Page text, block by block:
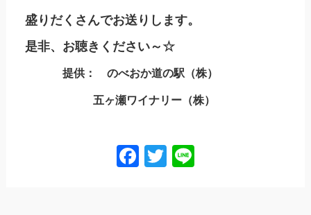
盛りだくさんでお送りします。
是非、お聴きください～☆
提供： のべおか道の駅（株）
五ヶ瀬ワイナリー（株）
Facebook
Twitter